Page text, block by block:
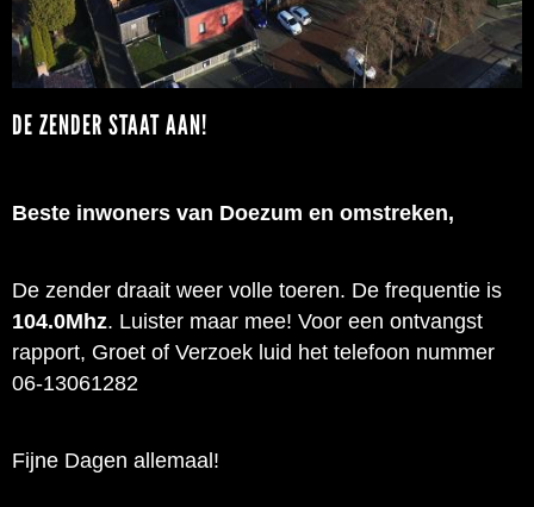
DE ZENDER STAAT AAN!
Beste inwoners van Doezum en omstreken,
De zender draait weer volle toeren. De frequentie is
104.0Mhz. Luister maar mee! Voor een ontvangst
rapport, Groet of Verzoek luid het telefoon nummer
06-13061282
Fijne Dagen allemaal!